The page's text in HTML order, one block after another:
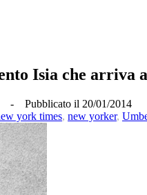
Isia che arriva
- Pubblicato il 20/01/
york times, new yorker,